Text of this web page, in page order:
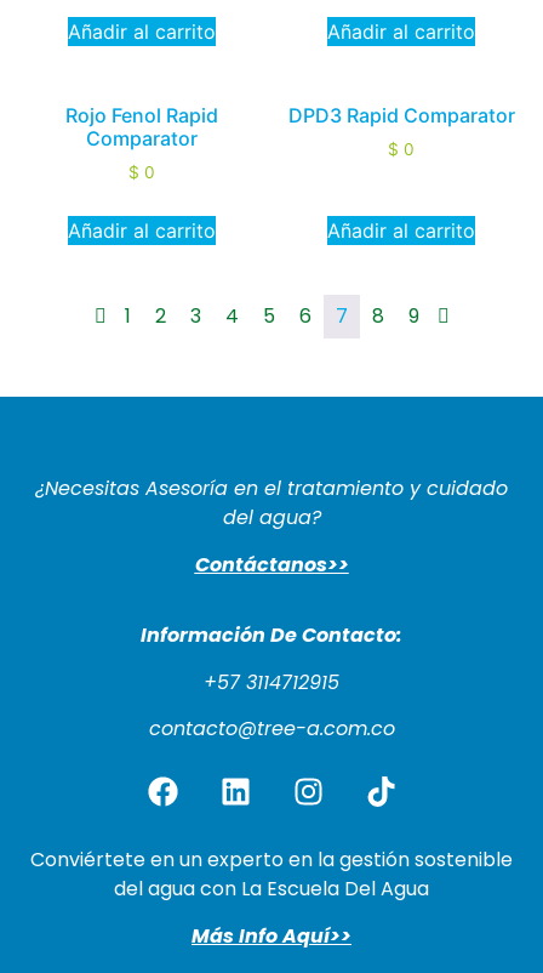
Añadir al carrito Añadir al carrito
Rojo Fenol Rapid
Comparator
$ 0
Añadir al carrito
DPD3 Rapid Comparator
$ 0
Añadir al carrito
1 2 3 4 5 6 7 8 9
¿Necesitas Asesoría en el tratamiento y cuidado
del agua?
Contáctanos>>
Información De Contacto:
+57 3114712915
contacto@tree-a.com.co
Conviértete en un experto en la gestión sostenible
del agua con La Escuela Del Agua
Más Info Aquí>>